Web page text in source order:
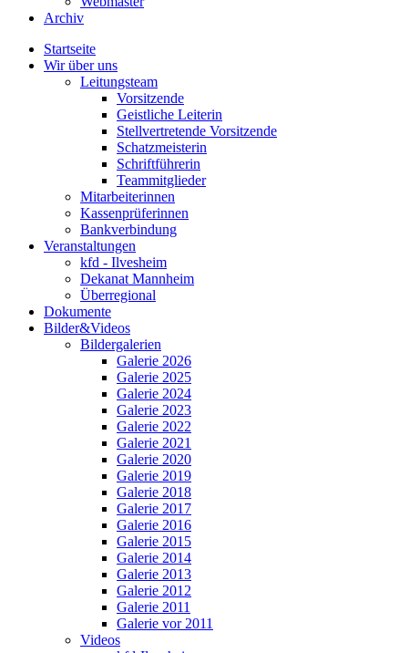
Archiv
Startseite
Wir über uns
Leitungsteam
Vorsitzende
Geistliche Leiterin
Stellvertretende Vorsitzende
Schatzmeisterin
Schriftführerin
Teammitglieder
Mitarbeiterinnen
Kassenprüferinnen
Bankverbindung
Veranstaltungen
kfd - Ilvesheim
Dekanat Mannheim
Überregional
Dokumente
Bilder&Videos
Bildergalerien
Galerie 2026
Galerie 2025
Galerie 2024
Galerie 2023
Galerie 2022
Galerie 2021
Galerie 2020
Galerie 2019
Galerie 2018
Galerie 2017
Galerie 2016
Galerie 2015
Galerie 2014
Galerie 2013
Galerie 2012
Galerie 2011
Galerie vor 2011
Videos